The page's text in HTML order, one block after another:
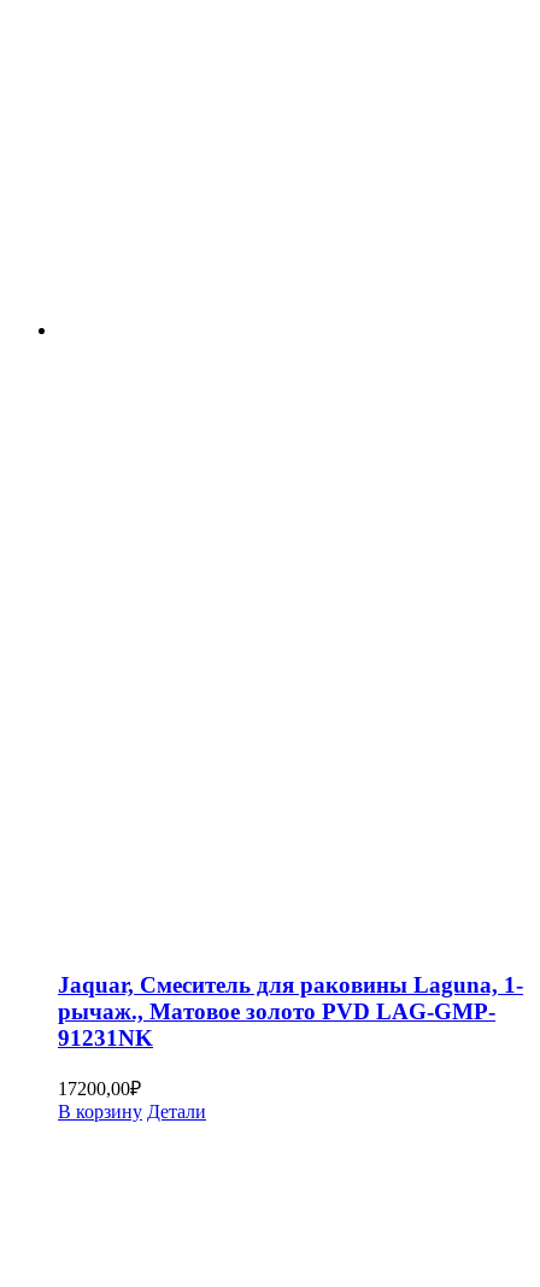
Jaquar, Смеситель для раковины Laguna, 1-
рычаж., Матовое золото PVD LAG-GMP-
91231NK
17200,00₽
В корзину Детали